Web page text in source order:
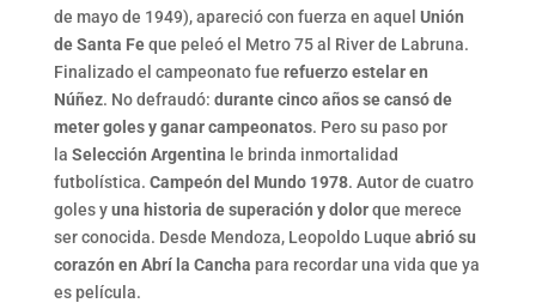
de mayo de 1949), apareció con fuerza en aquel Unión
de Santa Feque peleó el Metro 75 al River de Labruna.
Finalizado el campeonato fue refuerzo estelar en
Núñez. No defraudó: durante cinco años se cansó de
meter goles y ganar campeonatos. Pero su paso por
la Selección Argentina le brinda inmortalidad
futbolística. Campeón del Mundo 1978. Autor de cuatro
goles yuna historia de superación y dolorque merece
ser conocida. Desde Mendoza, Leopoldo Luque abrió su
corazón en Abrí la Cancha para recordar una vida que ya
es película.